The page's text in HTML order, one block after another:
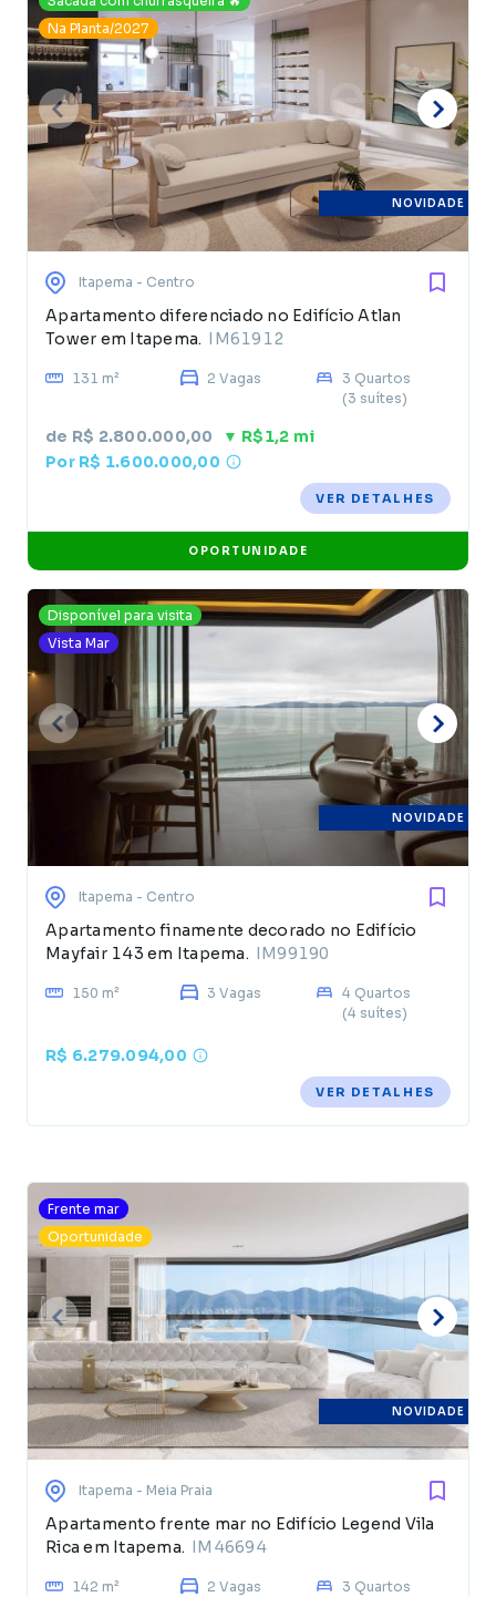
Na Planta/2027
NOVIDADE
Itapema - Centro
Apartamento diferenciado no Edifício Atlan
Tower em Itapema. IM61912
131 m² 2 Vagas
3 Quartos
(3 suítes)
de R$ 2.800.000,00
▼ R$1,2 mi
Por R$ 1.600.000,00
VER DETALHES
OPORTUNIDADE
Disponível para visita
Vista Mar
NOVIDADE
Itapema - Centro
Apartamento finamente decorado no Edifício
Mayfair 143 em Itapema. IM99190
150 m² 3 Vagas
4 Quartos
(4 suítes)
R$ 6.279.094,00
VER DETALHES
Frente mar
Oportunidade
NOVIDADE
Itapema - Meia Praia
Apartamento frente mar no Edifício Legend Vila
Rica em Itapema. IM46694
142 m² 2 Vagas
3 Quartos